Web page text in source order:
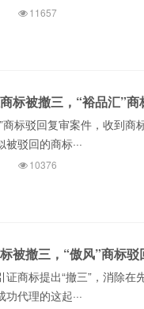
11657
标被撤三，“裕品汇”
商标驳回复审案件，收到
驳回的商标···
10376
被撤三，“傲风”商标驳
商标提出“撤三”，消除
代理的这起···